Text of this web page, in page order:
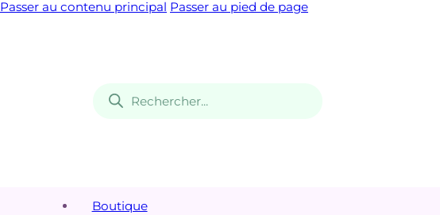
Passer au contenu principal Passer au pied de page
produits
Boutique